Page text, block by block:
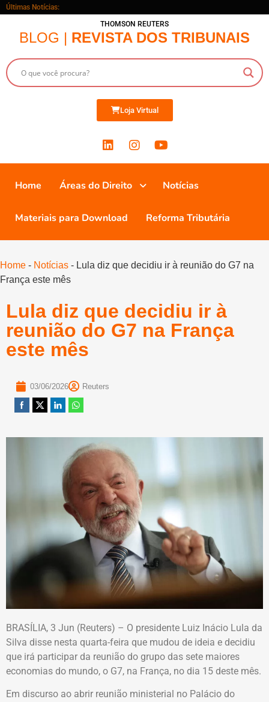
Últimas Notícias:
THOMSON REUTERS
BLOG | REVISTA DOS TRIBUNAIS
Loja Virtual
Home Áreas do Direito Notícias
Materiais para Download Reforma Tributária
Home - Notícias - Lula diz que decidiu ir à reunião do G7 na
França este mês
Lula diz que decidiu ir à
reunião do G7 na França
este mês
03/06/2026 Reuters
BRASÍLIA, 3 Jun (Reuters) – O presidente Luiz Inácio Lula da
Silva disse nesta quarta-feira que mudou de ideia e decidiu
que irá participar da reunião do grupo das sete maiores
economias do mundo, o G7, na França, no dia 15 deste mês.
Em discurso ao abrir reunião ministerial no Palácio do